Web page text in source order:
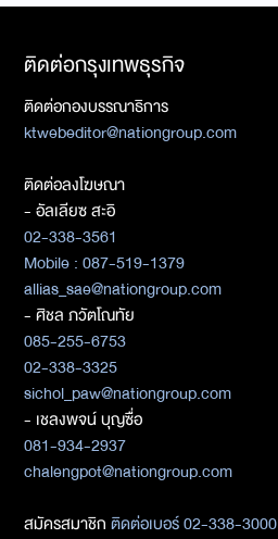
ติดต่อกรุงเทพธุรกิจ
ติดต่อกองบรรณาธิการ
ktwebeditor@nationgroup.com
ติดต่อลงโฆษณา
- อัลเลียซ สะอิ
02-338-3561
Mobile : 087-519-1379
allias_sae@nationgroup.com
- ศิชล ภวัตโณทัย
085-255-6753
02-338-3325
sichol_paw@nationgroup.com
- เชลงพจน์ บุญซื่อ
081-934-2937
chalengpot@nationgroup.com
สมัครสมาชิกติดต่อเบอร์ 02-338-3000